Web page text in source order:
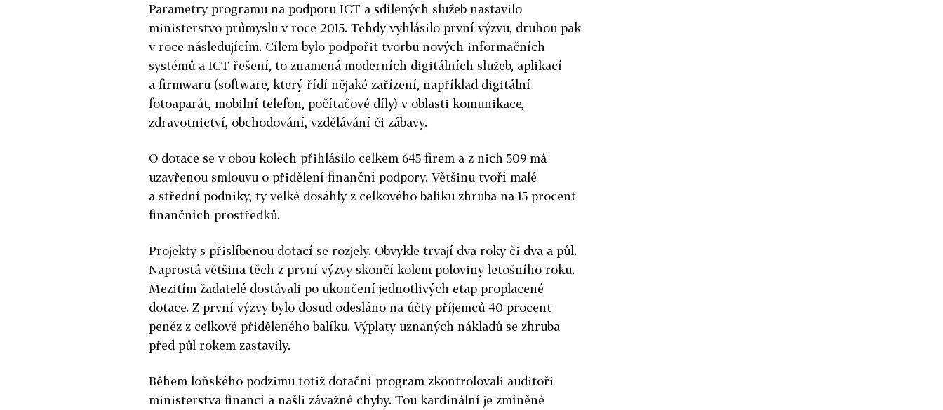
Parametry programu na podporu ICT a sdílených služeb nastavilo
ministerstvo průmyslu v roce 2015. Tehdy vyhlásilo první výzvu, druhou pak
v roce následujícím. Cílem bylo podpořit tvorbu nových informačních
systémů a ICT řešení, to znamená moderních digitálních služeb, aplikací
a firmwaru (software, který řídí nějaké zařízení, například digitální
fotoaparát, mobilní telefon, počítačové díly) v oblasti komunikace,
zdravotnictví, obchodování, vzdělávání či zábavy.
O dotace se v obou kolech přihlásilo celkem 645 firem a z nich 509 má
uzavřenou smlouvu o přidělení finanční podpory. Většinu tvoří malé
a střední podniky, ty velké dosáhly z celkového balíku zhruba na 15 procent
finančních prostředků.
Projekty s přislíbenou dotací se rozjely. Obvykle trvají dva roky či dva a půl.
Naprostá většina těch z první výzvy skončí kolem poloviny letošního roku.
Mezitím žadatelé dostávali po ukončení jednotlivých etap proplacené
dotace. Z první výzvy bylo dosud odesláno na účty příjemců 40 procent
peněz z celkově přiděleného balíku. Výplaty uznaných nákladů se zhruba
před půl rokem zastavily.
Během loňského podzimu totiž dotační program zkontrolovali auditoři
ministerstva financí a našli závažné chyby. Tou kardinální je zmíněné